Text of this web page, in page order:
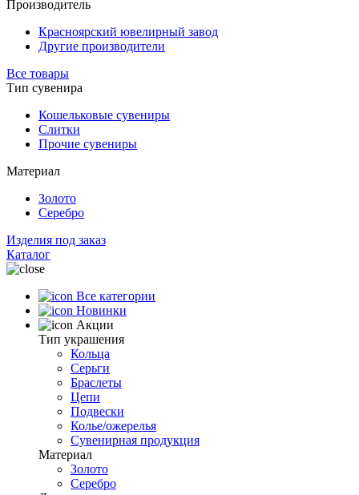
Производитель
Красноярский ювелирный завод
Другие производители
Все товары
Тип сувенира
Кошельковые сувениры
Слитки
Прочие сувениры
Материал
Золото
Серебро
Изделия под заказ
Каталог
Все категории
Новинки
Акции
Тип украшения
Кольца
Серьги
Браслеты
Цепи
Подвески
Колье/ожерелья
Сувенирная продукция
Материал
Золото
Серебро